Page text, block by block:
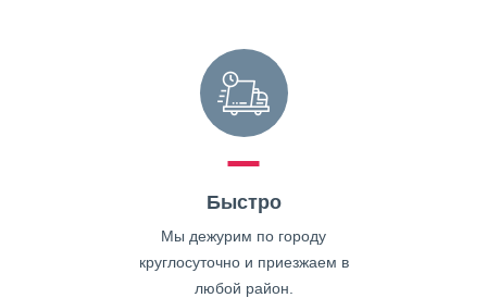
Быстро
Мы дежурим по городу
круглосуточно и приезжаем в
любой район.